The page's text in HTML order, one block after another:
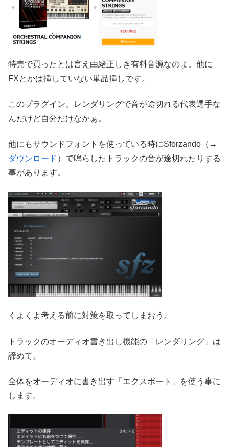
特売で買ったとは言え由緒正しき有料音源なのよ。他に
FXとかは挿していない単品挿しです。
このプラグイン、レンダリングで音が途切れる代表選手な
んだけど自分だけなかぁ。
他にもサウンドフォントを使っている時にSforzando（→
ダウンロード ）で鳴らしたトラックの音が途切れたりする
事があります。
くよくよ考える前に対策を取ってしまおう。
トラックのオーディオ書き出し機能の「レンダリング」は
諦めて。
全体をオーディオに書き出す「エクスポート」を使う事に
します。